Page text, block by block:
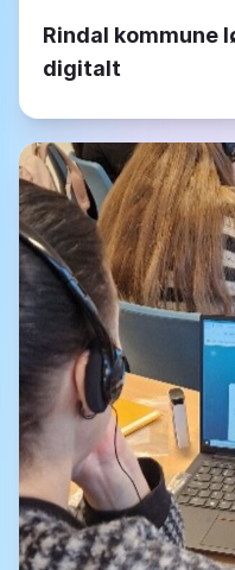
Rindal kommune
digitalt